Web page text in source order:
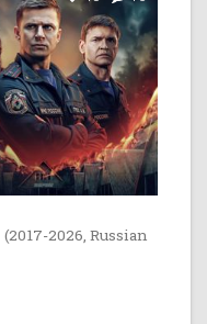
(2017-2026, Russian